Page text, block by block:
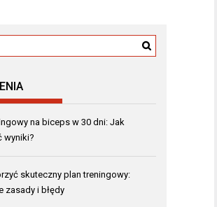
na biceps w 30 dni: Jak
wyniki?
skuteczny plan treningowy:
zasady i błędy